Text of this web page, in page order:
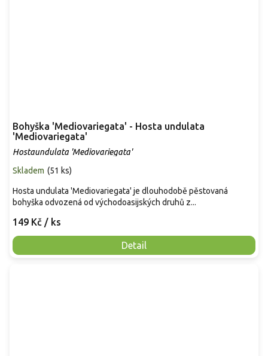
Bohyška 'Mediovariegata' - Hosta undulata
'Mediovariegata'
Hostaundulata 'Mediovariegata'
Skladem (51 ks)
149 Kč / ks
Detail
Hosta undulata 'Mediovariegata' je dlouhodobě pěstovaná
bohyška odvozená od východoasijských druhů z...